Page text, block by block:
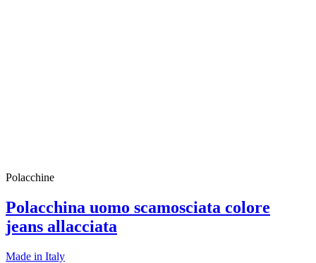
Polacchine
Polacchina uomo scamosciata colore
jeans allacciata
Made in Italy